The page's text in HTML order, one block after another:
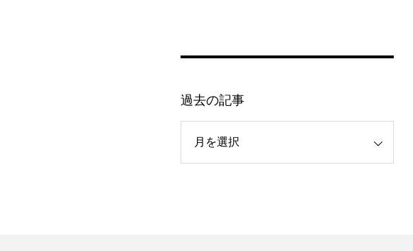
過去の記事